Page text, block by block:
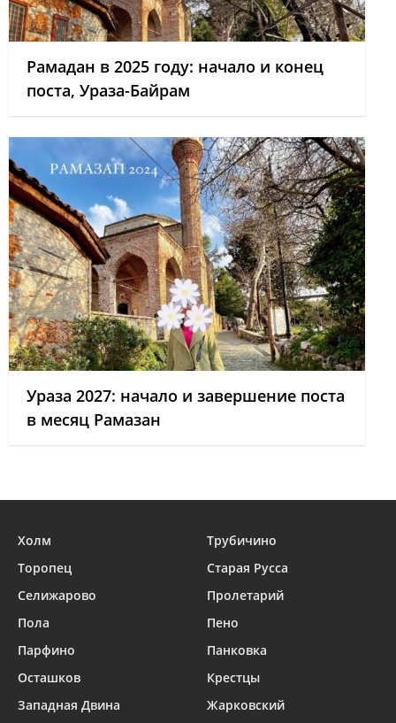
Рамадан в 2025 году: начало и конец
поста, Ураза-Байрам
Ураза 2027: начало и завершение поста
в месяц Рамазан
Холм
Трубичино
Торопец
Старая Русса
Селижарово
Пролетарий
Пола
Пено
Парфино
Панковка
Осташков
Крестцы
Западная Двина
Жарковский